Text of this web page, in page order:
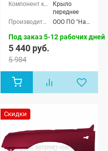
Крыло
переднее
ООО ПО "Начало"
Под заказ 5-12 рабочих дней
5 440 руб.
5 984
Скидки